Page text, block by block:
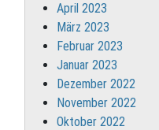
April 2023
März 2023
Februar 2023
Januar 2023
Dezember 2022
November 2022
Oktober 2022